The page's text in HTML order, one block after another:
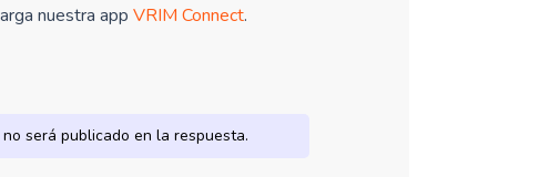
nuestra appVRIM Connect.